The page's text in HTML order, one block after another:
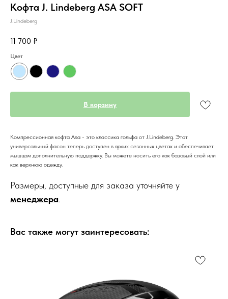
Кофта J. Lindeberg ASA SOFT
J.Lindeberg
11 700 ₽
Цвет
В корзину
Компрессионная кофта Asa - это классика гольфа от J.Lindeberg. Этот
универсальный фасон теперь доступен в ярких сезонных цветах и обеспечивает
мышцам дополнительную поддержку. Вы можете носить его как базовый слой или
как верхнюю одежду.
Размеры, доступные для заказа уточняйте у
менеджера
Вас также могут заинтересовать: